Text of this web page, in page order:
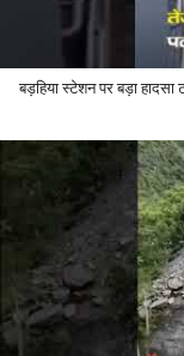
बड़हिया स्टेशन पर बड़ा